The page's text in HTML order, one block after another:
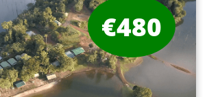
€480